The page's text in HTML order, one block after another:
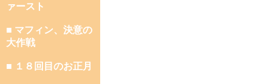
ァースト
■ マフィン、決意の
大作戦
■ １８回目のお正月